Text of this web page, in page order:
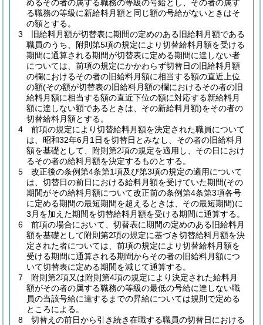
めるその者の属する職務の等級の号給とし、その者の属す
る職務の等級に新給料月額と同じ額の号給がないときはそ
の額とする。
3
旧給料月額が切替表に期間の定めのある旧給料月額である
職員のうち、附則第5項の規定により切替給料月額を受ける
期間に通算される期間が切替表に定める期間に達しない者
については、前項の規定にかかわらず切替日の旧給料月額
の欄におけるその者の旧給料月額に相当する額の直近上位
の額(その額が切替表の旧給料月額の欄におけるその者の旧
給料月額に相当する額の直近下位の額に対応する新給料月
額に達しない額であるときは、その新給料月額)をその者の
切替給料月額とする。
4
前項の規定により切替給料月額を決定された職員について
は、昭和32年6月1日を切替日とみなし、その者の旧給料月
額を基礎として、附則第2項の規定を適用し、その日におけ
るその者の給料月額を決定するものとする。
5
改正後の条例第4条第1項及び第3項の規定の適用について
は、切替日の前日における給料月額を受けていた期間(その
期間がその給料月額について改正前の条例第4条第3項各号
に定める期間の最短期間を超えるときは、その最短期間)に
3月を加えた期間を切替給料月額を受ける期間に通算する。
6
前項の場合において、切替表に期間の定めのある旧給料月
額を基礎として附則第2項の規定に基づき切替給料月額を決
定された者については、前項の規定により切替給料月額を
受ける期間に通算される期間からその者の旧給料月額につ
いて切替表に定める期間を減じて通算する。
7
附則第2項又は附則第4項の規定により決定された給料月
額がその者の属する職務の等級の最低の号給に達しない職
員の当該号給に達するまでの昇給については規則で定める
ところによる。
8
切替えの前日から引き続き在職する職員の切替日における